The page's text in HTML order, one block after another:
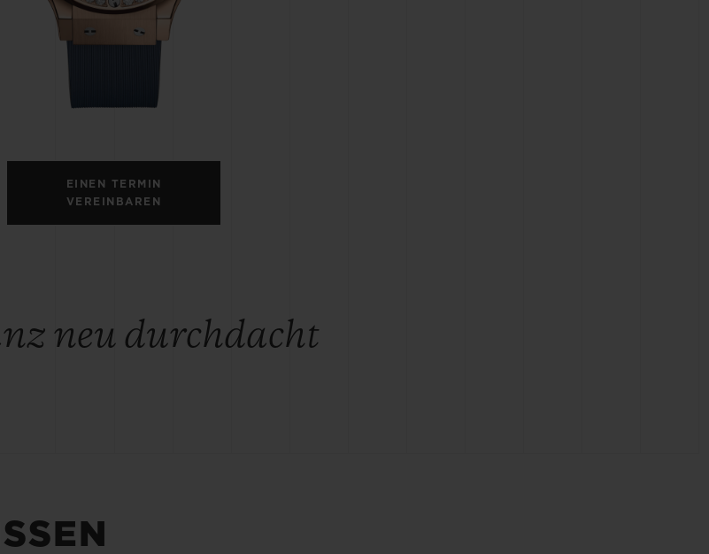
EINEN TERMIN
VEREINBAREN
neu durchdacht
BIG BANG
PEACH CERAMIC
VORAUSSICHTLICHE
LIEFERZEIT
KOSTENLOSE LIEFERUNG